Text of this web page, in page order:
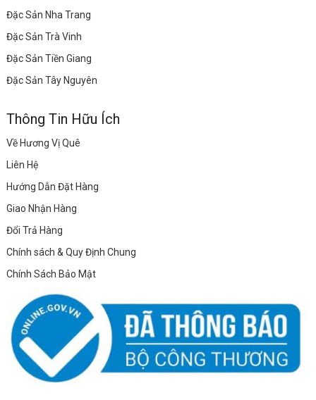
Đặc Sản Nha Trang
Đặc Sản Trà Vinh
Đặc Sản Tiền Giang
Đặc Sản Tây Nguyên
Thông Tin Hữu Ích
Về Hương Vị Quê
Liên Hệ
Hướng Dẫn Đặt Hàng
Giao Nhận Hàng
Đổi Trả Hàng
Chính sách & Quy Định Chung
Chính Sách Bảo Mật